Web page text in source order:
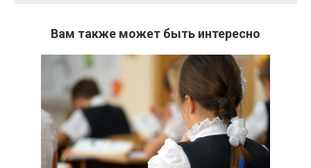
Вам также может быть интересно